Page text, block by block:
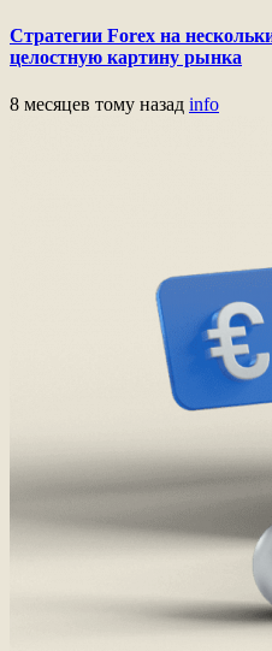
Стратегии Forex на
целостную картину рынка
8 месяцев тому назад info